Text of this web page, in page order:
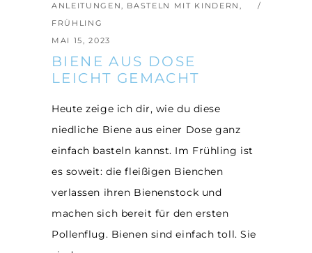
ANLEITUNGEN, BASTELN MIT KINDERN ,
FRÜHLING
MAI 15, 2023
BIENE AUS DOSE
LEICHT GEMACHT
Heute zeige ich dir, wie du diese
niedliche Biene aus einer Dose ganz
einfach basteln kannst. Im Frühling ist
es soweit: die fleißigen Bienchen
verlassen ihren Bienenstock und
machen sich bereit für den ersten
Pollenflug. Bienen sind einfach toll. Sie